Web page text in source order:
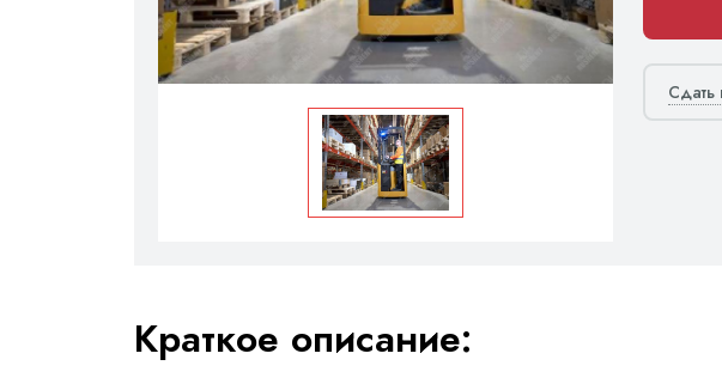
Сдать
Краткое описание: